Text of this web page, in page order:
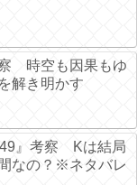
察 時空も因果もゆ
解き明かす
』考察 Kは結局
なの？※ネタバレ